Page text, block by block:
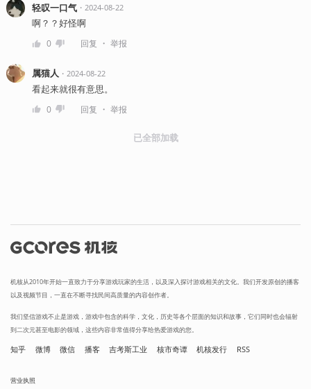
轻叹一口气・ 2024-08-22
啊？？好怪啊
0 回复 ・ 举报
属猫人 ・ 2024-08-22
看起来就很有意思。
0 回复 ・ 举报
已全部加载
机核从2010年开始一直致力于分享游戏玩家的生活，以及深入探讨游戏相关的文化。我们开发原创的播客
以及视频节目，一直在不断寻找民间高质量的内容创作者。
我们坚信游戏不止是游戏，游戏中包含的科学，文化，历史等各个层面的知识和故事，它们同时也会辐射
到二次元甚至电影的领域，这些内容非常值得分享给热爱游戏的您。
知乎 微博 微信 播客 吉考斯工业 核市奇谭 机核发行 RSS
营业执照